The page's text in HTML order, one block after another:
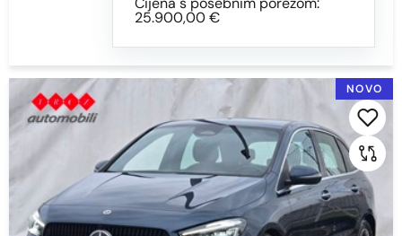
25.900,00 €
NOVO